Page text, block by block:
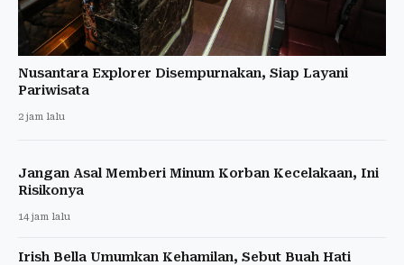
Nusantara Explorer Disempurnakan, Siap Layani
Pariwisata
2 jam lalu
Jangan Asal Memberi Minum Korban Kecelakaan, Ini
Risikonya
14 jam lalu
Irish Bella Umumkan Kehamilan, Sebut Buah Hati